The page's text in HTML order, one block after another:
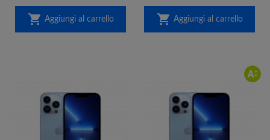
base
 Aggiungi al carrello
base
 Aggiungi al carrello